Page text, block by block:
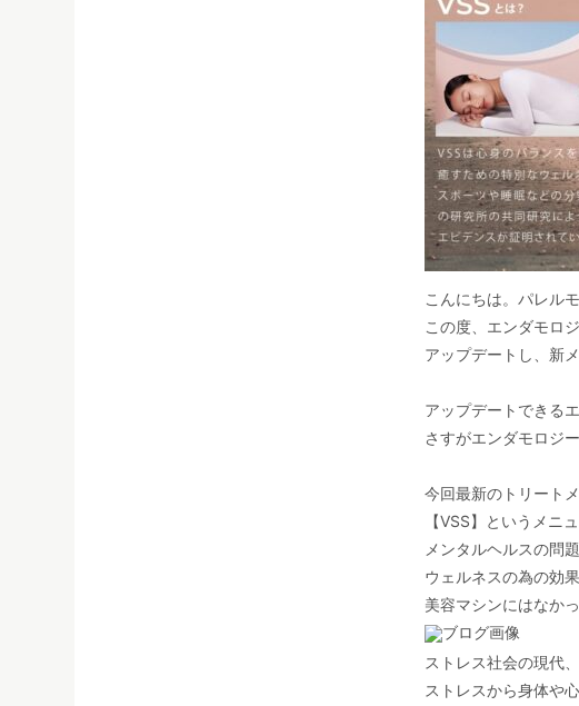
こんにちは。パレル
この度、エンダモロ
アップデートし、新
アップデートできる
さすがエンダモロジー
今回最新のトリート
【VSS】というメニ
メンタルヘルスの問
ウェルネスの為の効
美容マシンにはなか
ストレス社会の現代、
ストレスから身体や